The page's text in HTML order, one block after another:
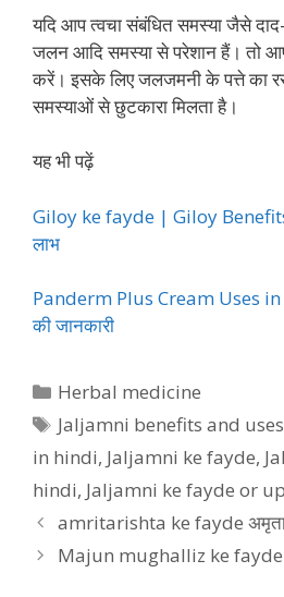
यदि आप त्वचा संबंधित समस्या जैसे
जलन आदि समस्या से परेशान हैं। तो
करें। इसके लिए जलजमनी के पत्ते का
समस्याओं से छुटकारा मिलता है।
यह भी पढ़ें
Giloy ke fayde | Giloy
लाभ
Panderm Plus Cream Uses in
की जानकारी
Categories
Herbal medicine
Tags
Jaljamni benefits and uses
in hindi, Jaljamni ke fayde,
hindi, Jaljamni ke fayde or
amritarishta ke fayde
Majun mughalliz ke fayde